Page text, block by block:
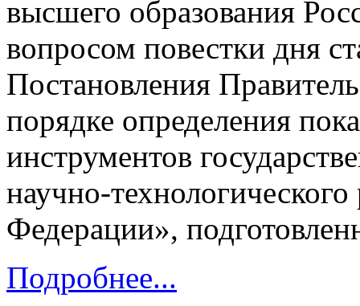
высшего образования
вопросом повестки дня
Постановления
порядке определения
инструментов
научно-
Федерации»,
Подробнее...